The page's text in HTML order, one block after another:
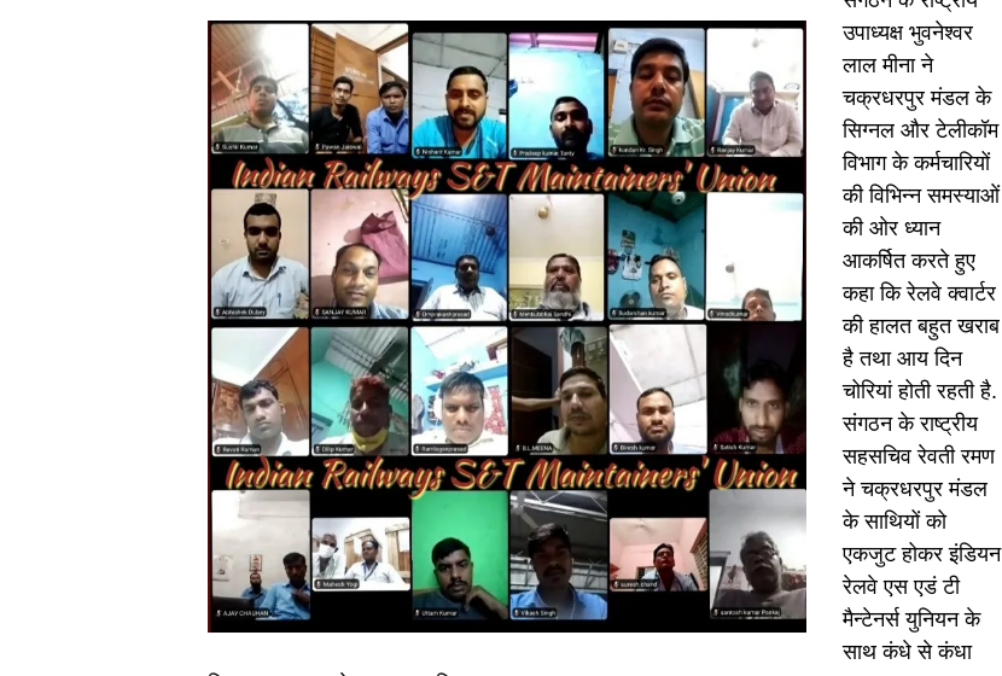
उपाध्यक्ष भुवनेश्वर
लाल मीना ने
चक्रधरपुर मंडल के
सिग्नल और टेलीकॉम
विभाग के कर्मचारियों
की विभिन्न समस्याओं
की ओर ध्यान
आकर्षित करते हुए
कहा कि रेलवे क्वार्टर
की हालत बहुत खराब
है तथा आय दिन
चोरियां होती रहती है.
संगठन के राष्ट्रीय
सहसचिव रेवती रमण
ने चक्रधरपुर मंडल
के साथियों को
एकजुट होकर इंडियन
रेलवे एस एडं टी
मैन्टेनर्स युनियन के
साथ कंधे से कंधा